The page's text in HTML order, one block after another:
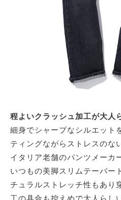
程よいクラッシュ加工が大人
細身でシャープなシルエット
ティングながらストレスのな
イタリア老舗のパンツメーカ
いつもの美脚スリムテーパー
チュラルストレッチ性もあり
工の具合も控えめで大人らし